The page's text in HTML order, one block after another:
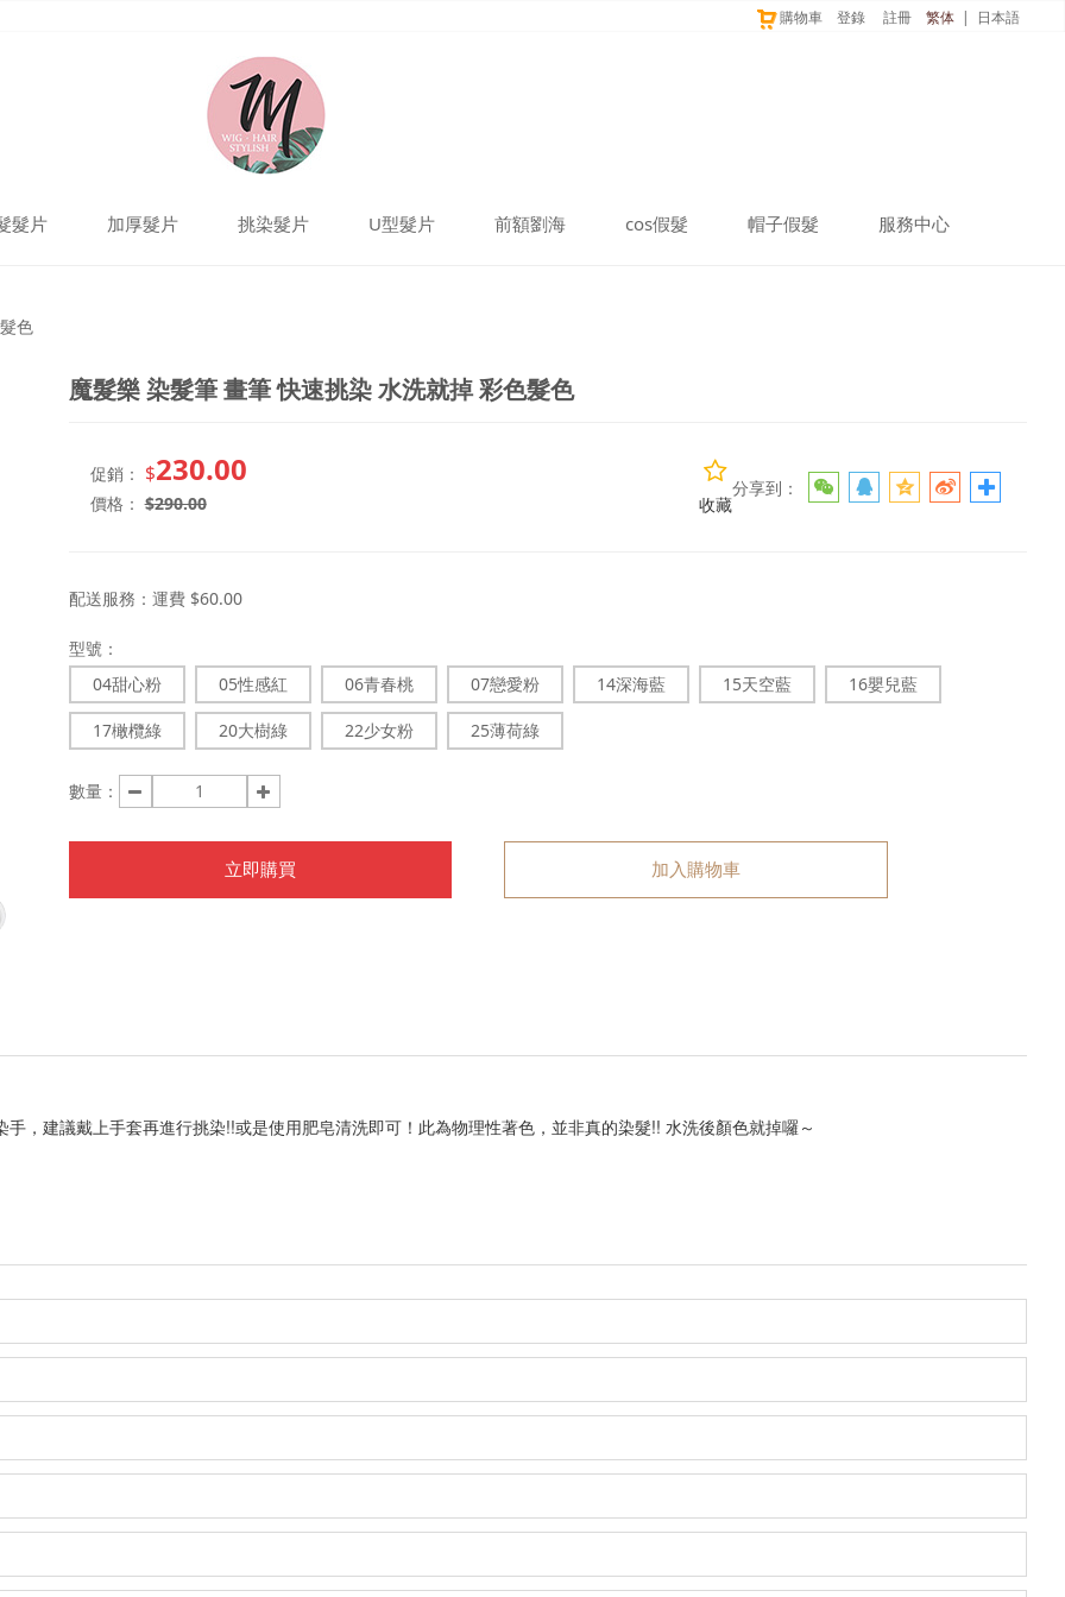
繁体 | 日本語
登錄 註冊
購物車
髮片 加厚髮片 挑染髮片 U型髮片 前額劉海 cos假髮 帽子假髮 服務中心
挑染 水洗就掉 彩色髮色
色
魔髮樂 染髮筆 畫筆 快速挑染 水洗就掉 彩色髮色
促銷： $230.00
價格：$290.00
分享到：
收藏
配送服務： 運費 $60.00
型號：
04甜心粉
05性感紅 06青春桃 07戀愛粉 14深海藍 15天空藍 16嬰兒藍
17橄欖綠 20大樹綠 22少女粉 25薄荷綠
數量：
立即購買 加入購物車
，建議戴上手套再進行挑染!!或是使用肥皂清洗即可！此為物理性著色，並非真的染髮!! 水洗後顏色就掉囉～